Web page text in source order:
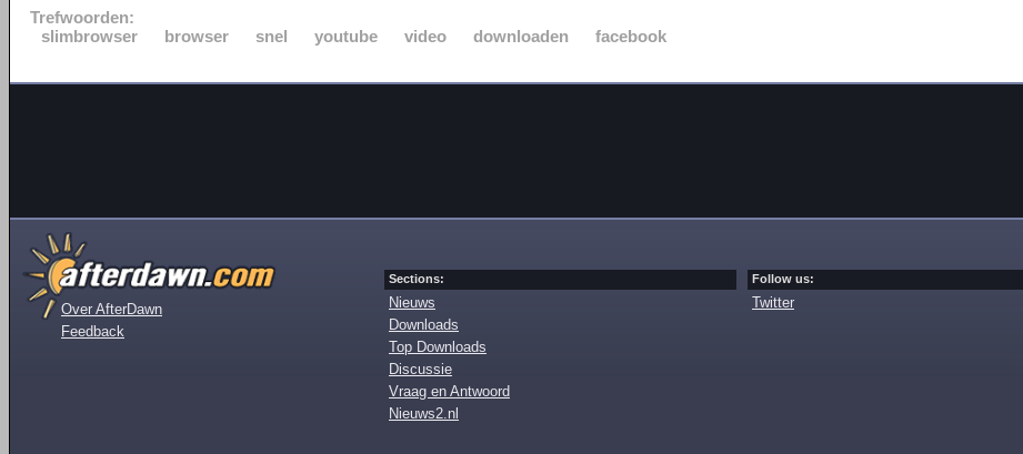
Trefwoorden:
slimbrowser
browser snel youtube video downloaden facebook
Over AfterDawn
Feedback
Sections:
Nieuws
Downloads
Top Downloads
Discussie
Vraag en Antwoord
Nieuws2.nl
Follow us:
Twitter